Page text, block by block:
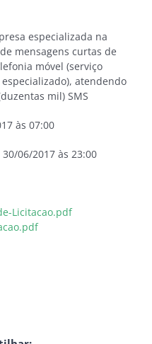
especializada na
mensagens curtas de
móvel (serviço
atendendo
mil) SMS
às 07:00
30/06/2017 às 23:00
Licitacao.pdf